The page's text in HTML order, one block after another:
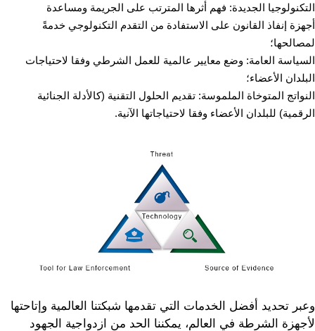
التكنولوجيا الجديدة: فهم أثرها المترتب على الجريمة ومساعدة
أجهزة إنفاذ القانون على الاستفادة من التقدم التكنولوجي خدمةً
لمصالحها؛
السياسة العامة: وضع معايير عالمية للعمل الشرطي وفقا لاحتياجات
البلدان الأعضاء؛
النواتج المتوخاة الملموسة: تقديم الحلول التقنية (كالأدلة الجنائية
الرقمية) للبلدان الأعضاء وفقا لاحتياجاتها الآنية.
وعبر تحديد أفضل الخدمات التي تقدمها شبكتنا العالمية وإتاحتها
لأجهزة الشرطة في العالم، يمكننا الحد من ازدواجية الجهود